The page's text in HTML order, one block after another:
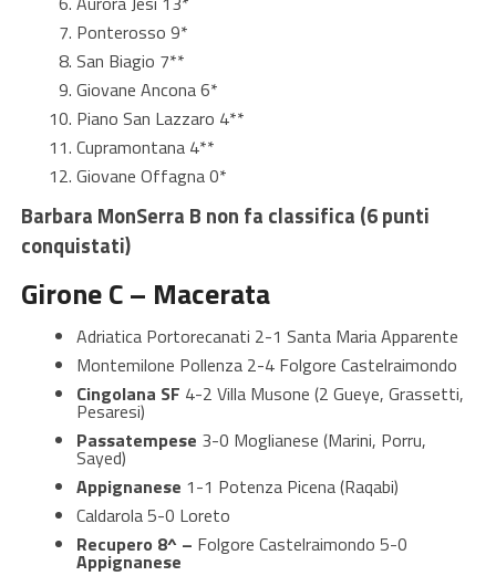
Ponterosso 9*
San Biagio 7**
Giovane Ancona 6*
Piano San Lazzaro 4**
Cupramontana 4**
Giovane Offagna 0*
Barbara MonSerra B non fa classifica (6 punti
conquistati)
Girone C – Macerata
Adriatica Portorecanati 2-1 Santa Maria Apparente
Montemilone Pollenza 2-4 Folgore Castelraimondo
Cingolana SF 4-2 Villa Musone (2 Gueye, Grassetti,
Pesaresi)
Passatempese 3-0 Moglianese (Marini, Porru,
Sayed)
Appignanese 1-1 Potenza Picena (Raqabi)
Caldarola 5-0 Loreto
Recupero 8^ – Folgore Castelraimondo 5-0
Appignanese